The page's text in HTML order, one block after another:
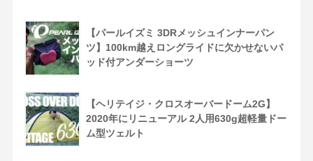
【パールイズミ 3DRメッシュインナーパン
ツ】100km越えロングライドに欠かせないパ
ッド付アンダーショーツ
【ヘリテイジ・クロスオーバードーム2G】
2020年にリニューアル 2人用630g超軽量ドー
ム型ツェルト